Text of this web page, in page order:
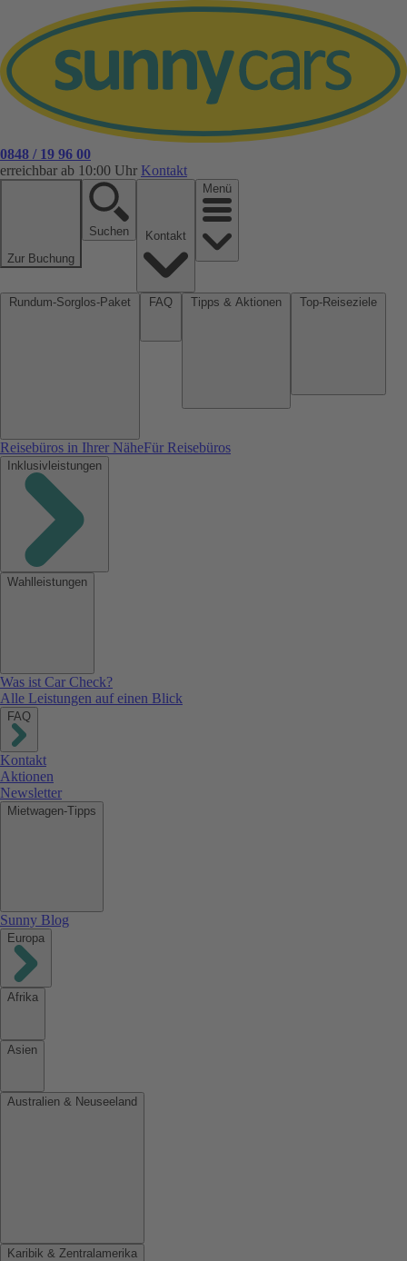
0848 / 19 96 00
erreichbar ab 10:00 Uhr Kontakt
Zur Buchung
Suchen
Menü
Reisebüros in Ihrer NäheFür Reisebüros
Inklusivleistungen
Wahlleistungen
Was ist Car Check?
Alle Leistungen auf einen Blick
FAQ
Kontakt
Aktionen
Newsletter
Mietwagen-Tipps
Sunny Blog
Europa
Afrika
Asien
Australien & Neuseeland
Karibik & Zentralamerika